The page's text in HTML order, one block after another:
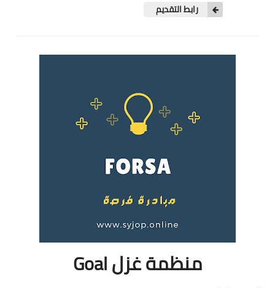
رابط التقديم
منظمة غزل Goal